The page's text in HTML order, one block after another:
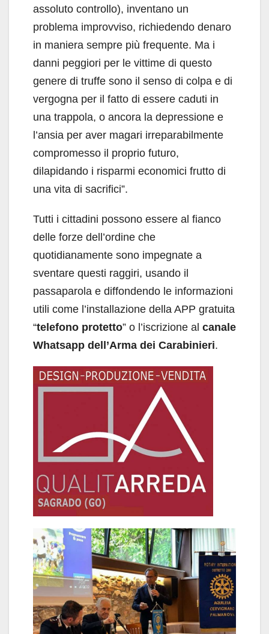
assoluto controllo), inventano un
problema improvviso, richiedendo denaro
in maniera sempre più frequente. Ma i
danni peggiori per le vittime di questo
genere di truffe sono il senso di colpa e di
vergogna per il fatto di essere caduti in
una trappola, o ancora la depressione e
l’ansia per aver magari irreparabilmente
compromesso il proprio futuro,
dilapidando i risparmi economici frutto di
una vita di sacrifici”.
Tutti i cittadini possono essere al fianco
delle forze dell’ordine che
quotidianamente sono impegnate a
sventare questi raggiri, usando il
passaparola e diffondendo le informazioni
utili come l’installazione della APP gratuita
“telefono protetto” o l’iscrizione al canale
Whatsapp dell’Arma dei Carabinieri.